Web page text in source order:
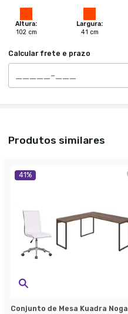
Altura:
102cm
Largura:
41 cm
Calcular frete e prazo
Produtos similares
41%
Conjunto de Mesa Kuadra Nogal